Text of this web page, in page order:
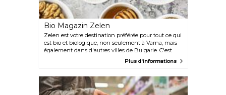
Bio Magazin Zelen
Zelen est votre destination préférée pour tout ce qui
est bio et biologique, non seulement à Varna, mais
également dans d'autres villes de Bulgarie. C'est
l'endroit idéal pour les personnes souffrant de la
propose une large gamme d'alternatives aux
produits laitiers, tels que le lait de noisette, de noix
Plus d'informations